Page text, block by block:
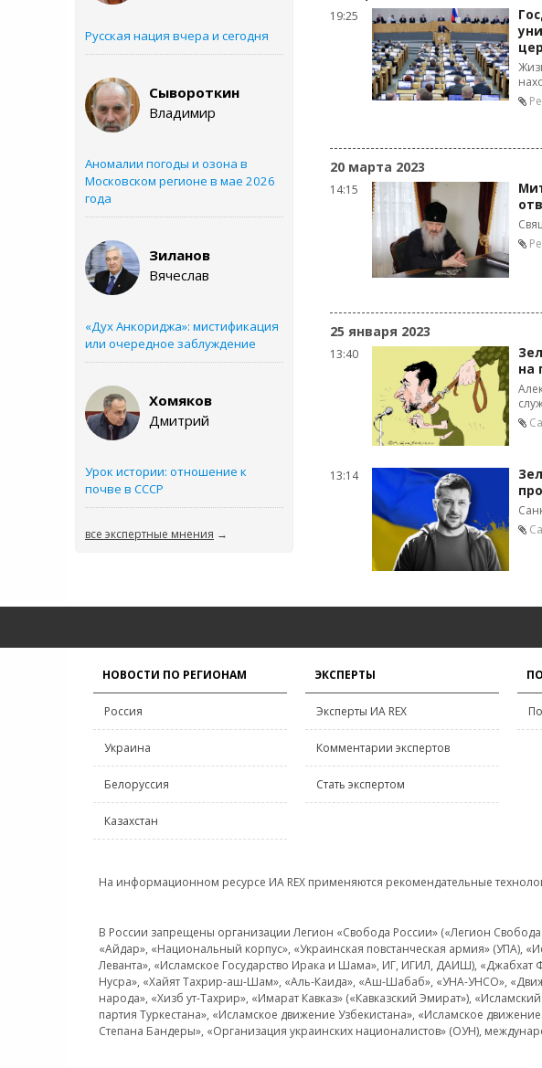
Русская нация вчера и сегодня
Сывороткин
Владимир
Аномалии погоды и озона в
Московском регионе в мае 2026
года
Зиланов
Вячеслав
«Дух Анкориджа»: мистификация
или очередное заблуждение
Хомяков
Дмитрий
Урок истории: отношение к
почве в СССР
все экспертные мнения →
19:25
20 марта 2023
14:15
25 января 2023
13:40
на
13:14
НОВОСТИ ПО РЕГИОНАМ
Россия
Украина
Белоруссия
Казахстан
ЭКСПЕРТЫ
Эксперты ИА REX
Комментарии экспертов
Стать экспертом
На информационном ресурсе ИА REX применяются рекомендательные
В России запрещены организации Легион «Свобода России» («Легион Свобода
«Айдар», «Национальный корпус», «Украинская повстанческая армия» (УПА),
Леванта», «Исламское Государство Ирака и Шама», ИГ, ИГИЛ, ДАИШ),
Нусра», «Хайят Тахрир-аш-Шам», «Аль-Каида», «Аш-Шабаб», «УНА-УНСО»,
народа», «Хизб ут-Тахрир», «Имарат Кавказ» («Кавказский Эмират»),
партия Туркестана», «Исламское движение Узбекистана», «Исламское
Степана Бандеры», «Организация украинских националистов» (ОУН),